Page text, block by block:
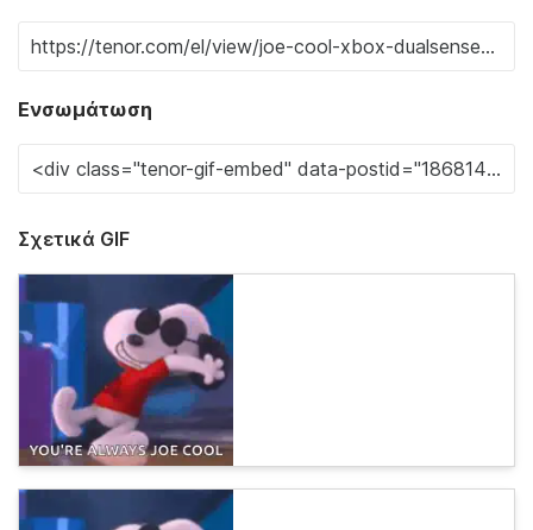
Ενσωμάτωση
Σχετικά GIF